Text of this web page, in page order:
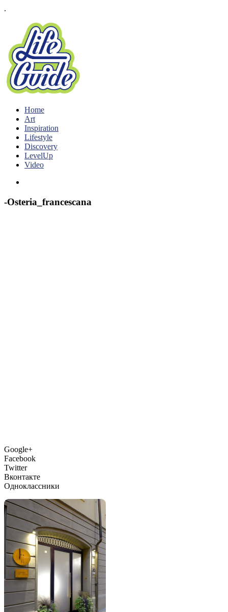
.
Home
Art
Inspiration
Lifestyle
Discovery
LevelUp
Video
-Osteria_francescana
Google+
Facebook
Twitter
Вконтакте
Одноклассники